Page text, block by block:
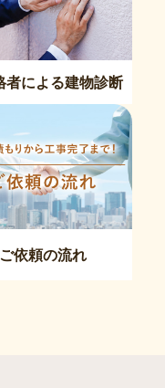
者による建物診断
ご依頼の流れ